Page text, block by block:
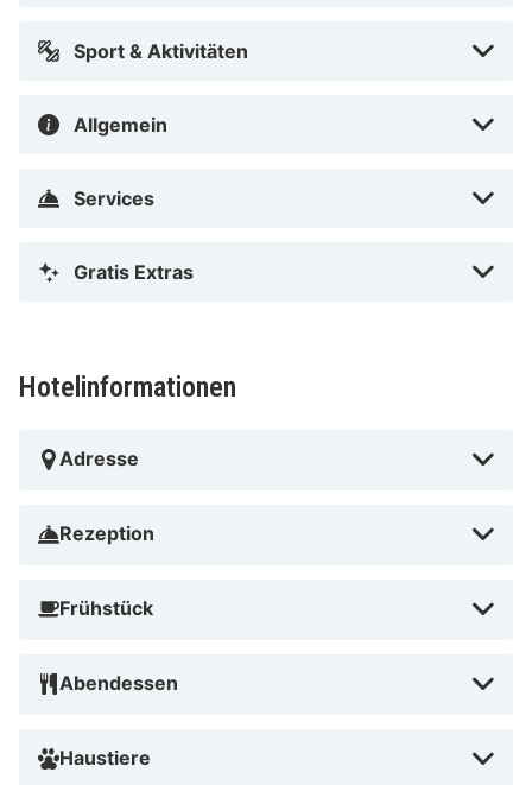
Sport & Aktivitäten
Allgemein
Services
Gratis Extras
Hotelinformationen
Adresse
Rezeption
Frühstück
Abendessen
Haustiere